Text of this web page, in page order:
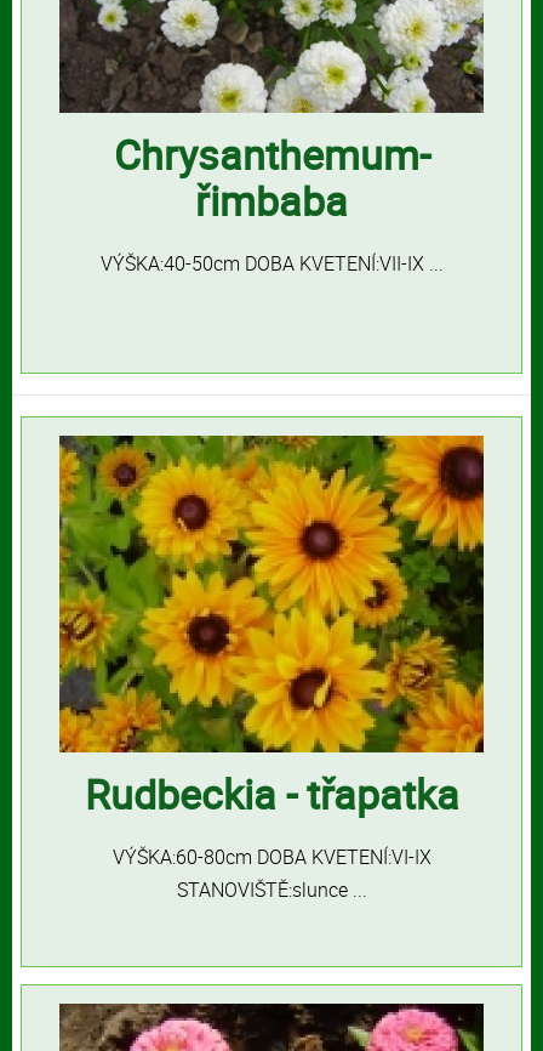
Chrysanthemum-
řimbaba
VÝŠKA:40-50cm DOBA KVETENÍ:VII-IX ...
Rudbeckia - třapatka
VÝŠKA:60-80cm DOBA KVETENÍ:VI-IX
STANOVIŠTĚ:slunce ...